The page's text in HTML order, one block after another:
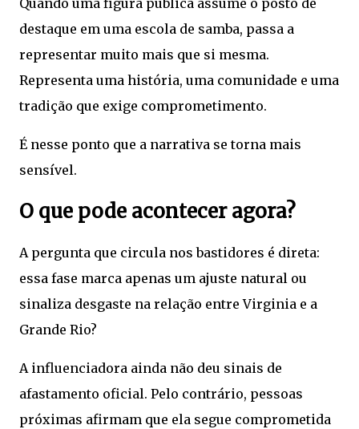
destaque em uma escola de samba, passa a
representar muito mais que si mesma.
Representa uma história, uma comunidade e uma
tradição que exige comprometimento.
É nesse ponto que a narrativa se torna mais
sensível.
O que pode acontecer agora?
A pergunta que circula nos bastidores é direta:
essa fase marca apenas um ajuste natural ou
sinaliza desgaste na relação entre Virginia e a
Grande Rio?
A influenciadora ainda não deu sinais de
afastamento oficial. Pelo contrário, pessoas
próximas afirmam que ela segue comprometida